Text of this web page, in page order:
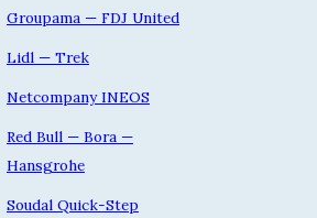
Groupama — FDJ United
Lidl — Trek
Netcompany INEOS
Red Bull — Bora —
Hansgrohe
Soudal Quick-Step